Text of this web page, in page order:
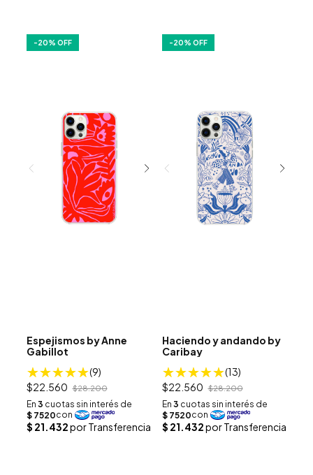
-20% OFF
Espejismos by Anne
Gabillot
(9)
$22.560 $28.200
-20% OFF
Haciendo y andando by
Caribay
(13)
$22.560 $28.200